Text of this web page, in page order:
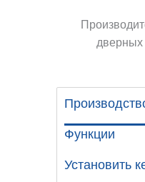
Функции
Установить